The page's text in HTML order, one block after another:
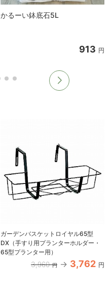
かるーい鉢底石5L
913 円
ガーデンバスケットロイヤル65型
DX（手すり用プランターホルダー・
65型プランター用）
3,960 円 3,762 円